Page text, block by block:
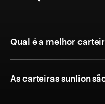
Qual é a melhor
As carteiras sunlion